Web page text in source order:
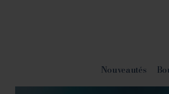
Nouveautés